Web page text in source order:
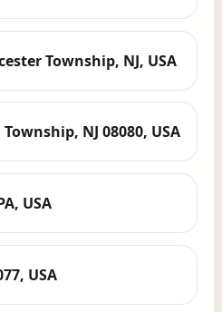
Township, NJ, USA
NJ 08080, USA
USA
USA